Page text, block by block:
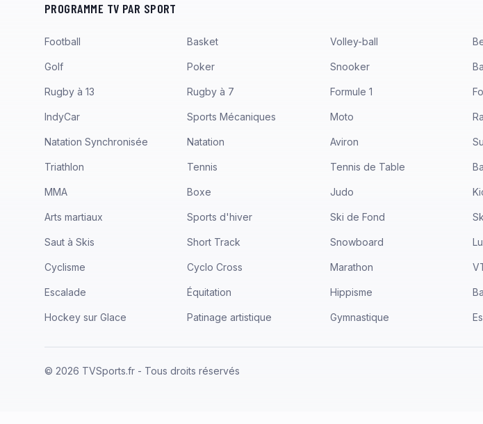
PROGRAMME TV PAR SPORT
Football Basket Volley-ball
Golf Poker Snooker
Rugby à 13 Rugby à 7 Formule 1
IndyCar Sports Mécaniques Moto
Natation Synchronisée Natation Aviron
Triathlon Tennis Tennis de Table
MMA Boxe Judo
Arts martiaux Sports d'hiver Ski de Fond
Saut à Skis Short Track Snowboard
Cyclisme Cyclo Cross Marathon
Escalade Équitation Hippisme
Hockey sur Glace Patinage artistique Gymnastique
© 2026 TVSports.fr - Tous droits réservés